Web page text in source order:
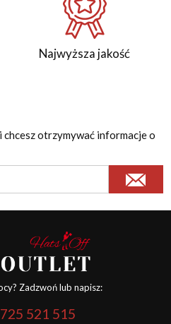
Najwyższa jakość
otrzymywać informacje o
Zadzwoń lub napisz:
521 515